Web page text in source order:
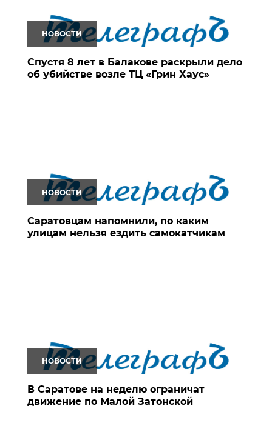
НОВОСТИ
Спустя 8 лет в Балакове раскрыли дело
об убийстве возле ТЦ «Грин Хаус»
НОВОСТИ
Саратовцам напомнили, по каким
улицам нельзя ездить самокатчикам
НОВОСТИ
В Саратове на неделю ограничат
движение по Малой Затонской